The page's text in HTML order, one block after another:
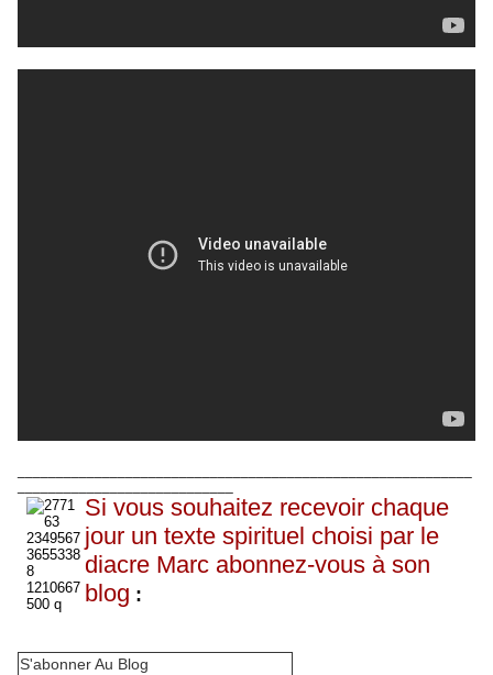
Si vous souhaitez recevoir chaque
jour un texte spirituel choisi par le
diacre Marc abonnez-vous à son
blog :
S'abonner Au Blog